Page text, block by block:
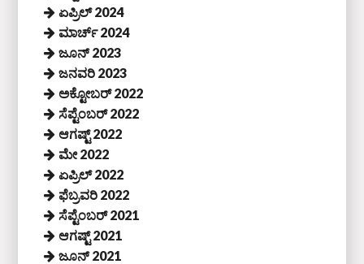
ಏಪ್ರಿಲ್ 2024
ಮಾರ್ಚ್ 2024
ಜೂನ್ 2023
ಜನವರಿ 2023
ಅಕ್ಟೋಬರ್ 2022
ಸೆಪ್ಟೆಂಬರ್ 2022
ಆಗಷ್ಟ್ 2022
ಮೇ 2022
ಏಪ್ರಿಲ್ 2022
ಫೆಬ್ರವರಿ 2022
ಸೆಪ್ಟೆಂಬರ್ 2021
ಆಗಷ್ಟ್ 2021
ಜೂನ್ 2021